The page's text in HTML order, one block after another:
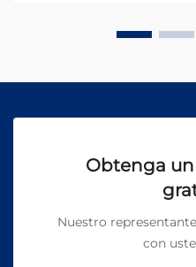
Obtenga
Nuestro
con